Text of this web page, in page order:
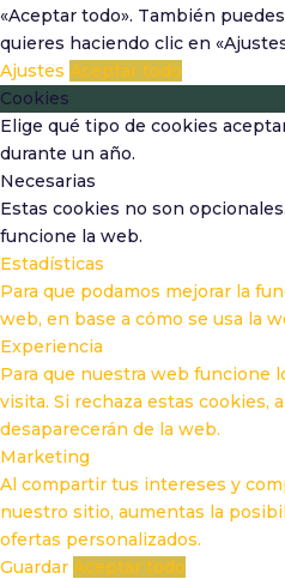
«Aceptar todo». También
quieres haciendo clic en
Ajustes Aceptar todo
Cookies
Elige qué tipo de cookies
durante un año.
Necesarias
Estas cookies no son
funcione la web.
Estadísticas
Para que podamos mejorar la
web, en base a cómo se usa la
Experiencia
Para que nuestra web funcione
visita. Si rechaza estas cookies,
desaparecerán de la web.
Marketing
Al compartir tus intereses y
nuestro sitio, aumentas la
ofertas personalizados.
Guardar Aceptar todo